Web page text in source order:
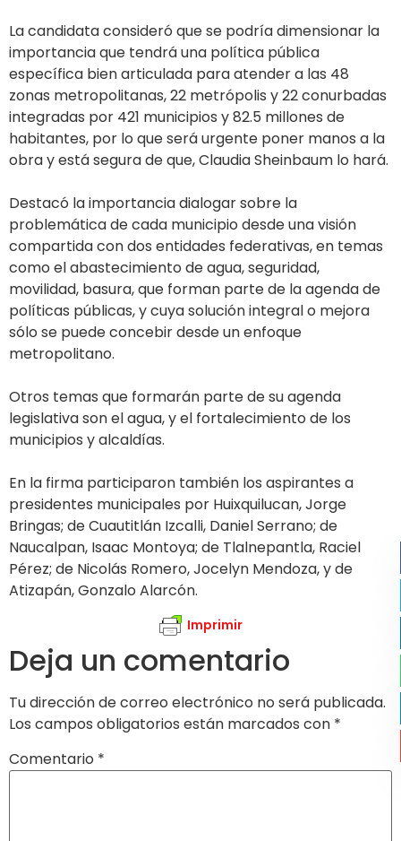
La candidata consideró que se podría dimensionar la
importancia que tendrá una política pública
específica bien articulada para atender a las 48
zonas metropolitanas, 22 metrópolis y 22 conurbadas
integradas por 421 municipios y 82.5 millones de
habitantes, por lo que será urgente poner manos a la
obra y está segura de que, Claudia Sheinbaum lo hará.
Destacó la importancia dialogar sobre la
problemática de cada municipio desde una visión
compartida con dos entidades federativas, en temas
como el abastecimiento de agua, seguridad,
movilidad, basura, que forman parte de la agenda de
políticas públicas, y cuya solución integral o mejora
sólo se puede concebir desde un enfoque
metropolitano.
Otros temas que formarán parte de su agenda
legislativa son el agua, y el fortalecimiento de los
municipios y alcaldías.
En la firma participaron también los aspirantes a
presidentes municipales por Huixquilucan, Jorge
Bringas; de Cuautitlán Izcalli, Daniel Serrano; de
Naucalpan, Isaac Montoya; de Tlalnepantla, Raciel
Pérez; de Nicolás Romero, Jocelyn Mendoza, y de
Atizapán, Gonzalo Alarcón.
Imprimir
Deja un comentario
Tu dirección de correo electrónico no será publicada.
Los campos obligatorios están marcados con *
Comentario *